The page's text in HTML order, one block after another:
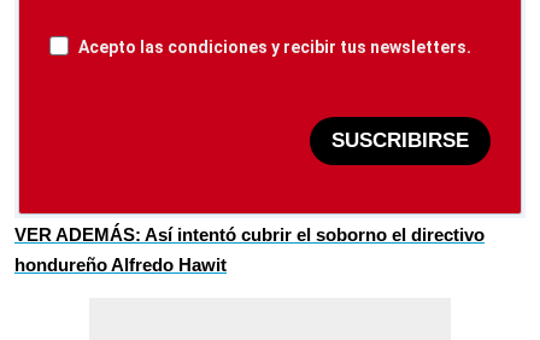
Acepto las condiciones y recibir tus newsletters.
SUSCRIBIRSE
VER ADEMÁS: Así intentó cubrir el soborno el directivo
hondureño Alfredo Hawit